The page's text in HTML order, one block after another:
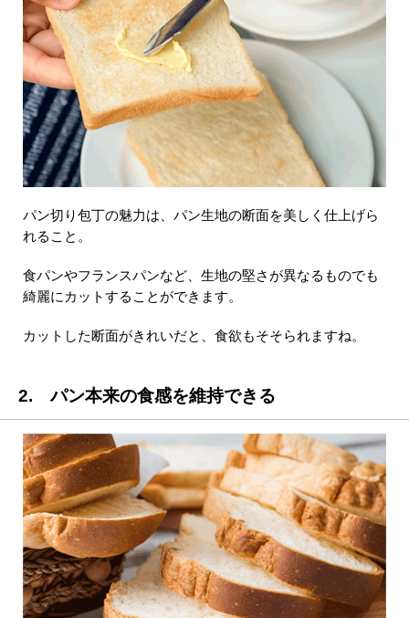
パン切り包丁の魅力は、パン生地の断面を美しく仕上げら
れること。
食パンやフランスパンなど、生地の堅さが異なるものでも
綺麗にカットすることができます。
カットした断面がきれいだと、食欲もそそられますね。
2. パン本来の食感を維持できる